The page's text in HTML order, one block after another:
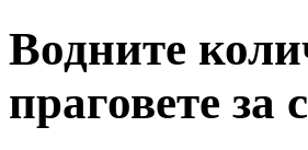
Водните
праговете за